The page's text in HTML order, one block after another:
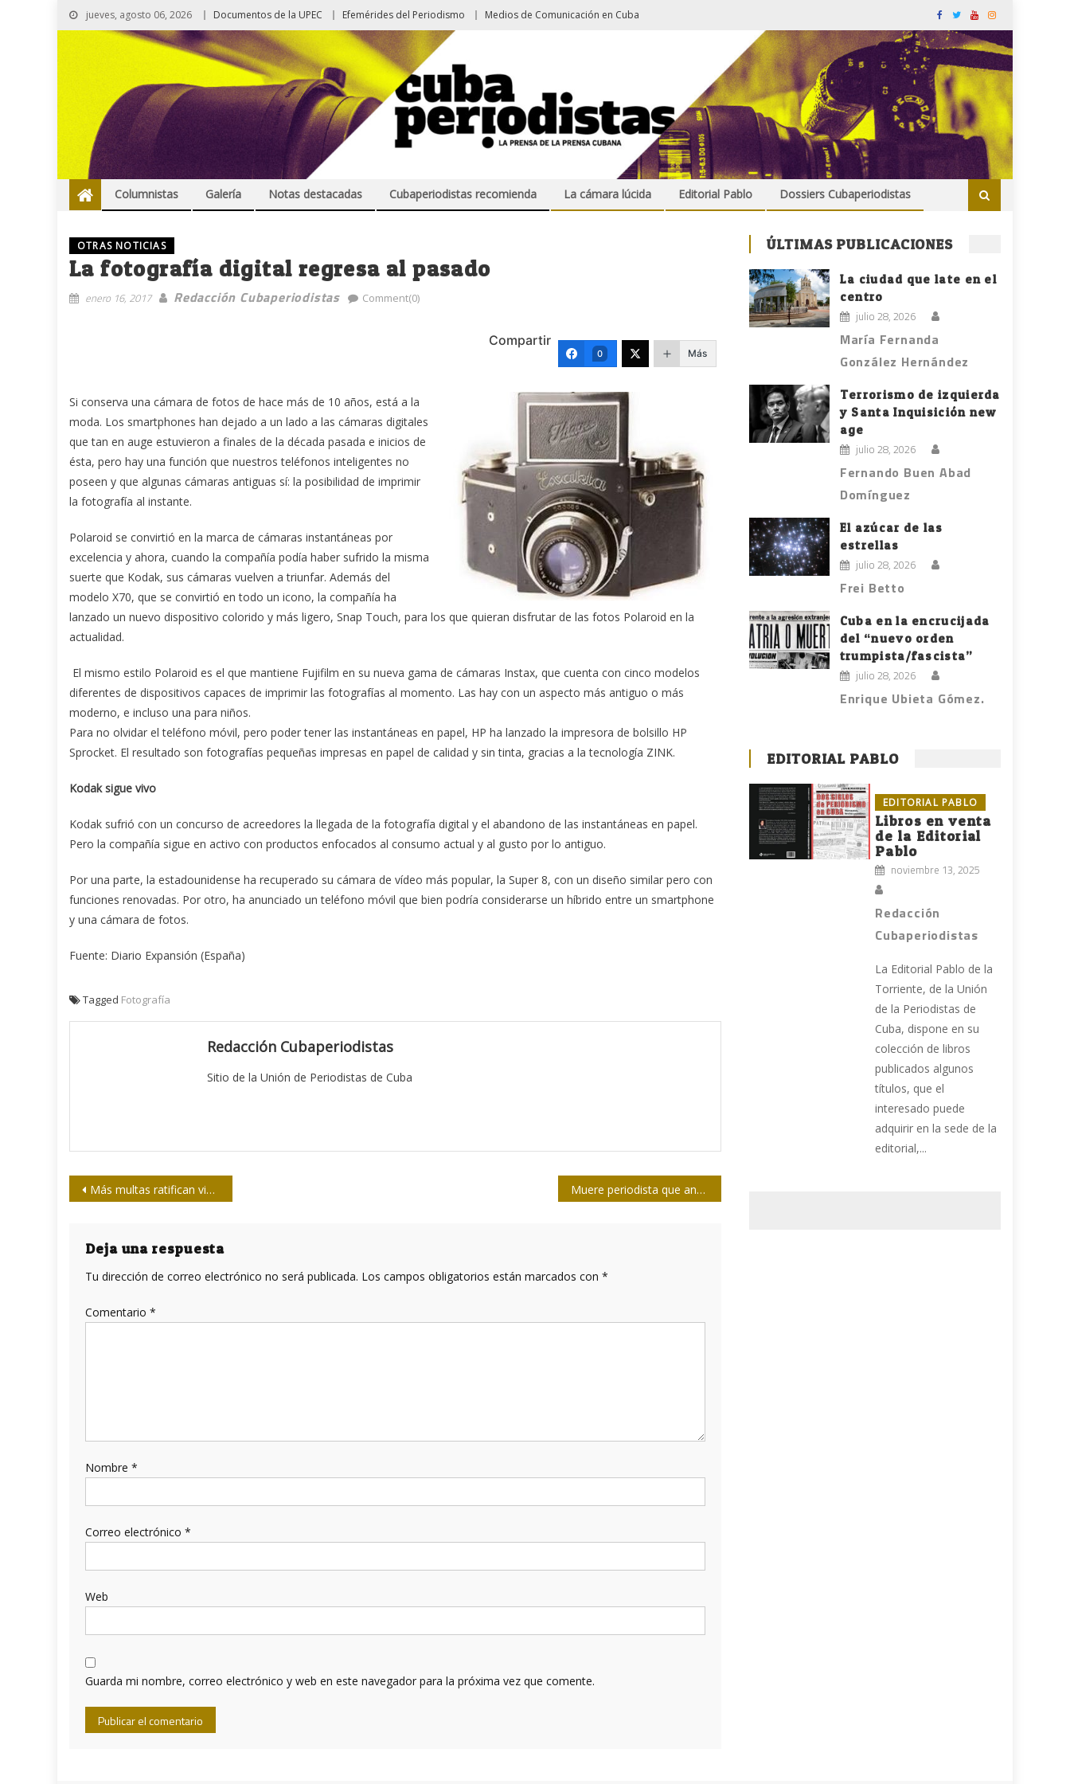
jueves, agosto 06, 2026 Documentos de la UPEC Efemérides del Periodismo Medios de Comunicación en Cuba
Columnistas Galería Notas destacadas Cubaperiodistas recomienda La cámara lúcida Editorial Pablo Dossiers Cubaperiodistas
OTRAS NOTICIAS
La fotografía digital regresa al pasado
enero 16, 2017 Redacción Cubaperiodistas Comment(0)
Compartir
0 Más
Si conserva una cámara de fotos de hace más de 10 años, está a la
moda. Los smartphones han dejado a un lado a las cámaras digitales
que tan en auge estuvieron a finales de la década pasada e inicios de
ésta, pero hay una función que nuestros teléfonos inteligentes no
poseen y que algunas cámaras antiguas sí: la posibilidad de imprimir
la fotografía al instante.
Polaroid se convirtió en la marca de cámaras instantáneas por
excelencia y ahora, cuando la compañía podía haber sufrido la misma
suerte que Kodak, sus cámaras vuelven a triunfar. Además del
modelo X70, que se convirtió en todo un icono, la compañía ha
lanzado un nuevo dispositivo colorido y más ligero, Snap Touch, para los que quieran disfrutar de las fotos Polaroid en la
actualidad.
El mismo estilo Polaroid es el que mantiene Fujifilm en su nueva gama de cámaras Instax, que cuenta con cinco modelos
diferentes de dispositivos capaces de imprimir las fotografías al momento. Las hay con un aspecto más antiguo o más
moderno, e incluso una para niños.
Para no olvidar el teléfono móvil, pero poder tener las instantáneas en papel, HP ha lanzado la impresora de bolsillo HP
Sprocket. El resultado son fotografías pequeñas impresas en papel de calidad y sin tinta, gracias a la tecnología ZINK.
Kodak sigue vivo
Kodak sufrió con un concurso de acreedores la llegada de la fotografía digital y el abandono de las instantáneas en papel.
Pero la compañía sigue en activo con productos enfocados al consumo actual y al gusto por lo antiguo.
Por una parte, la estadounidense ha recuperado su cámara de vídeo más popular, la Super 8, con un diseño similar pero con
funciones renovadas. Por otro, ha anunciado un teléfono móvil que bien podría considerarse un híbrido entre un smartphone
y una cámara de fotos.
Fuente: Diario Expansión (España)
Tagged Fotografía
Redacción Cubaperiodistas
Sitio de la Unión de Periodistas de Cuba
Navegación
entradas
Más multas ratifican vigencia del Bloqueo Muere periodista que anunció inicio de Segunda Guerra Mundial
Deja una respuesta
Tu dirección de correo electrónico no será publicada. Los campos obligatorios están marcados con *
Comentario *
Nombre *
Correo electrónico *
Web
Guarda mi nombre, correo electrónico y web en este navegador para la próxima vez que comente.
ÚLTIMAS PUBLICACIONES
La ciudad que late en el
centro
julio 28, 2026
María Fernanda
González Hernández
Terrorismo de izquierda
y Santa Inquisición new
age
julio 28, 2026
Fernando Buen Abad
Domínguez
El azúcar de las
estrellas
julio 28, 2026
Frei Betto
Cuba en la encrucijada
del “nuevo orden
trumpista/fascista”
julio 28, 2026
Enrique Ubieta Gómez.
EDITORIAL PABLO
EDITORIAL PABLO
Libros en venta
de la Editorial
Pablo
noviembre 13, 2025
Redacción
Cubaperiodistas
La Editorial Pablo de la
Torriente, de la Unión
de la Periodistas de
Cuba, dispone en su
colección de libros
publicados algunos
títulos, que el
interesado puede
adquirir en la sede de la
editorial,...